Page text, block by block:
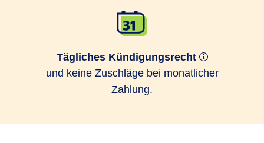
Tägliches Kündigungsrecht
und keine Zuschläge bei monatlicher
Zahlung.